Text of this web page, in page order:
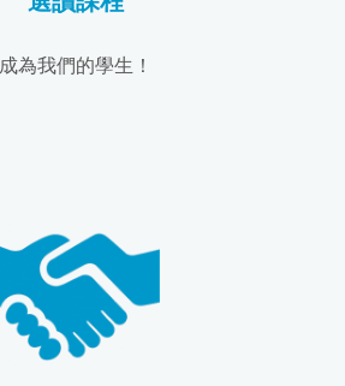
成為我們的學生！